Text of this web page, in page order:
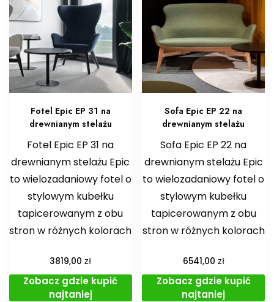
Fotel Epic EP 31 na
drewnianym stelażu
Fotel Epic EP 31 na
drewnianym stelażu Epic
to wielozadaniowy fotel o
stylowym kubełku
tapicerowanym z obu
stron w różnych kolorach
3819,00zł
Zobacz gdzie kupić
najtaniej
Sofa Epic EP 22 na
drewnianym stelażu
Sofa Epic EP 22 na
drewnianym stelażu Epic
to wielozadaniowy fotel o
stylowym kubełku
tapicerowanym z obu
stron w różnych kolorach
6541,00 zł
Zobacz gdzie kupić
najtaniej